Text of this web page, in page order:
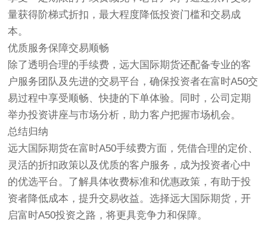
量获得阶梯式折扣，最大程度降低投资门槛和交易成
本。
优质服务保障交易顺畅
除了透明合理的手续费，远大国际期货还配备专业的客
户服务团队及先进的交易平台，确保投资者在富时A50交
易过程中享受顺畅、快捷的下单体验。同时，公司定期
举办投资讲座与市场分析，助力客户把握市场机会。
总结归纳
远大国际期货在富时A50手续费方面，凭借合理的定价、
灵活的折扣政策以及优质的客户服务，成为投资者心中
的优选平台。了解具体收费标准和优惠政策，有助于投
资者降低成本，提升交易收益。选择远大国际期货，开
启富时A50投资之路，将更具竞争力和保障。